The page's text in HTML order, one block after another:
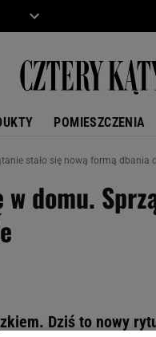
POMIESZCZENIA
stało się nową formą dbania
domu.
Dziś to nowy